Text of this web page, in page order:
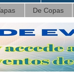
De Copas